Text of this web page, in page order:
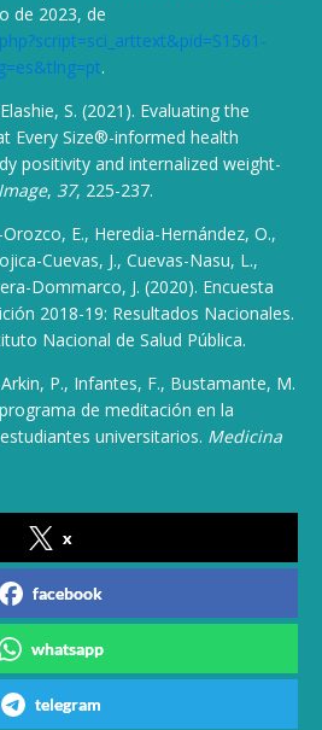
de 2023, de
.
S. (2021). Evaluating the
Every Size®-informed health
positivity and internalized weight-
, 37, 225-237.
E., Heredia-Hernández, O.,
Cuevas, J., Cuevas-Nasu, L.,
Dommarco, J. (2020). Encuesta
2018-19: Resultados Nacionales.
Nacional de Salud Pública.
P., Infantes, F., Bustamante, M.
de meditación en la
universitarios. Medicina
x
facebook
whatsapp
telegram